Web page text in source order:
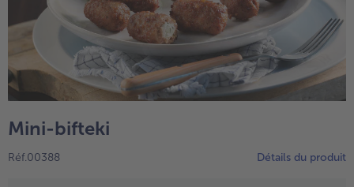
High Protein
TousHigh Protein
Veggie & Vegan
TousVeggie & Vegan
Mini-bifteki
Réf.00388 Détails du produit